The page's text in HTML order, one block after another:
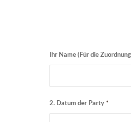
Ihr Name (Für die
2. Datum der Party *